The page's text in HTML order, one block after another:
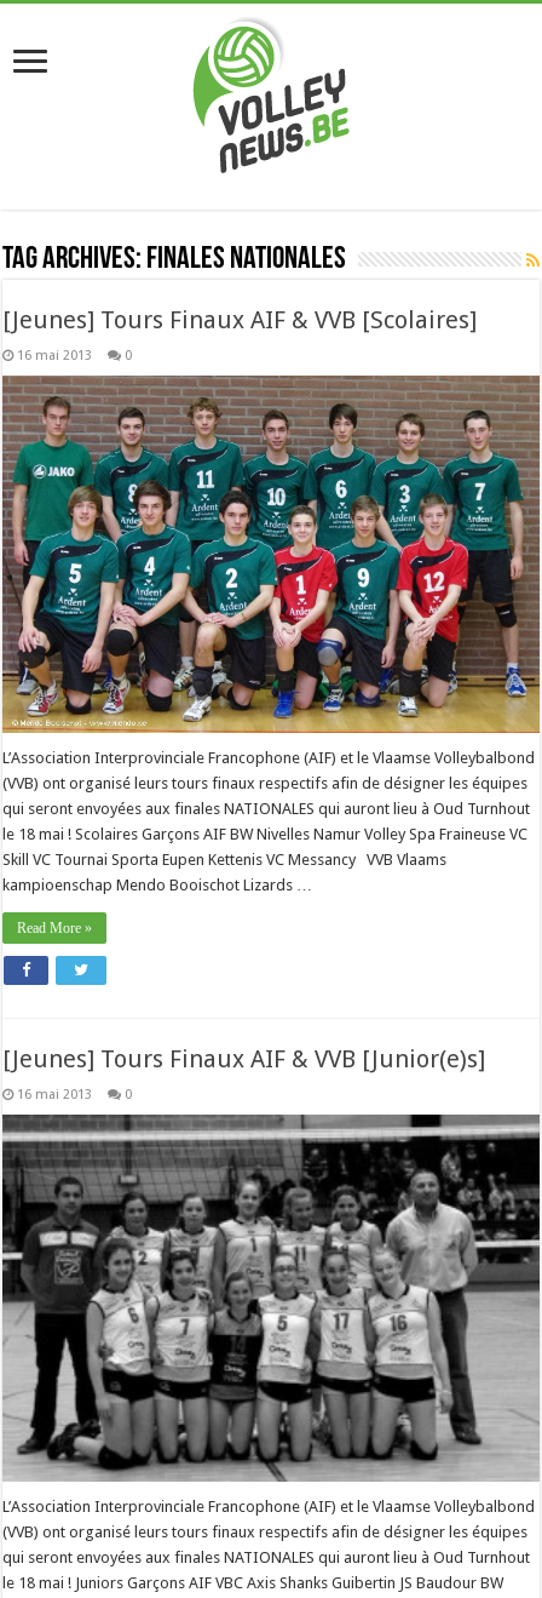
Tag Archives: finales nationales
[Jeunes] Tours Finaux AIF & VVB [Scolaires]
16 mai 2013 0
L’Association Interprovinciale Francophone (AIF) et le Vlaamse Volleybalbond
(VVB) ont organisé leurs tours finaux respectifs afin de désigner les équipes
qui seront envoyées aux finales NATIONALES qui auront lieu à Oud Turnhout
le 18 mai ! Scolaires Garçons AIF BW Nivelles Namur Volley Spa Fraineuse VC
Skill VC Tournai Sporta Eupen Kettenis VC Messancy VVB Vlaams
kampioenschap Mendo Booischot Lizards …
Read More »
[Jeunes] Tours Finaux AIF & VVB [Junior(e)s]
16 mai 2013 0
L’Association Interprovinciale Francophone (AIF) et le Vlaamse Volleybalbond
(VVB) ont organisé leurs tours finaux respectifs afin de désigner les équipes
qui seront envoyées aux finales NATIONALES qui auront lieu à Oud Turnhout
le 18 mai ! Juniors Garçons AIF VBC Axis Shanks Guibertin JS Baudour BW